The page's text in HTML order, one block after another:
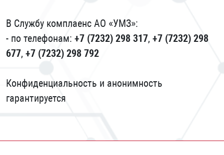
В Службу комплаенс АО «УМЗ»:
- по телефонам: +7 (7232) 298 317, +7 (7232) 298
677, +7 (7232) 298 792
Конфиденциальность и анонимность
гарантируется